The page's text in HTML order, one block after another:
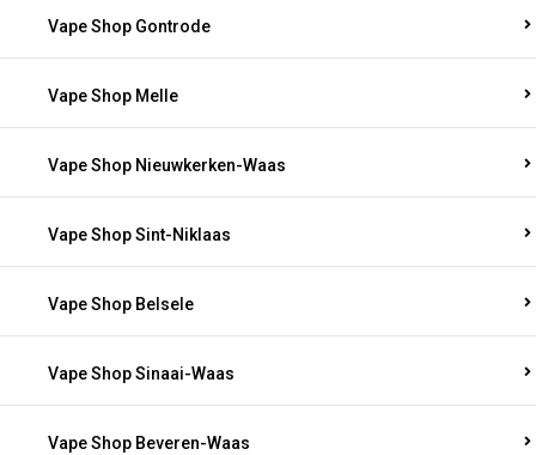
Vape Shop Gontrode
Vape Shop Melle
Vape Shop Nieuwkerken-Waas
Vape Shop Sint-Niklaas
Vape Shop Belsele
Vape Shop Sinaai-Waas
Vape Shop Beveren-Waas